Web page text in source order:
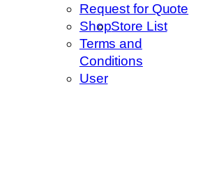
Request for Quote
ShopStore List
Terms and
Conditions
User